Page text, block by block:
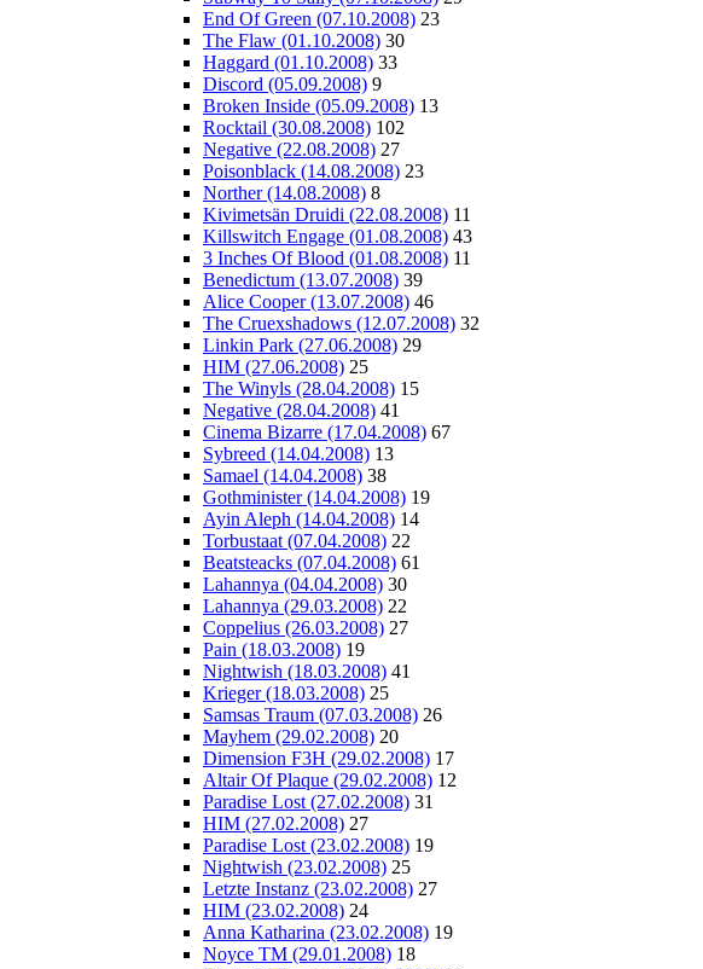
End Of Green (07.10.2008) 23
The Flaw (01.10.2008) 30
Haggard (01.10.2008) 33
Discord (05.09.2008) 9
Broken Inside (05.09.2008) 13
Rocktail (30.08.2008) 102
Negative (22.08.2008) 27
Poisonblack (14.08.2008) 23
Norther (14.08.2008) 8
Kivimetsän Druidi (22.08.2008) 11
Killswitch Engage (01.08.2008) 43
3 Inches Of Blood (01.08.2008) 11
Benedictum (13.07.2008) 39
Alice Cooper (13.07.2008) 46
The Cruexshadows (12.07.2008) 32
Linkin Park (27.06.2008) 29
HIM (27.06.2008) 25
The Winyls (28.04.2008) 15
Negative (28.04.2008) 41
Cinema Bizarre (17.04.2008) 67
Sybreed (14.04.2008) 13
Samael (14.04.2008) 38
Gothminister (14.04.2008) 19
Ayin Aleph (14.04.2008) 14
Torbustaat (07.04.2008) 22
Beatsteacks (07.04.2008) 61
Lahannya (04.04.2008) 30
Lahannya (29.03.2008) 22
Coppelius (26.03.2008) 27
Pain (18.03.2008) 19
Nightwish (18.03.2008) 41
Krieger (18.03.2008) 25
Samsas Traum (07.03.2008) 26
Mayhem (29.02.2008) 20
Dimension F3H (29.02.2008) 17
Altair Of Plaque (29.02.2008) 12
Paradise Lost (27.02.2008) 31
HIM (27.02.2008) 27
Paradise Lost (23.02.2008) 19
Nightwish (23.02.2008) 25
Letzte Instanz (23.02.2008) 27
HIM (23.02.2008) 24
Anna Katharina (23.02.2008) 19
Noyce TM (29.01.2008) 18